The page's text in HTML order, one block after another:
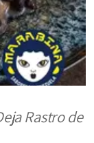
Rastro de